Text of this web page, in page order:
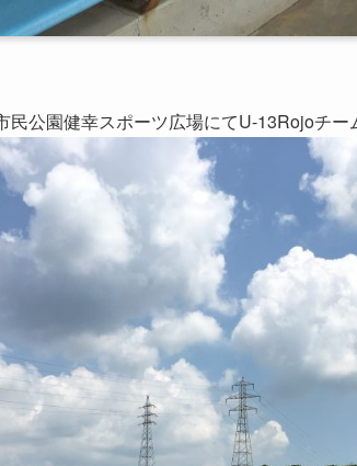
公園健幸スポーツ広場にてU-13Rojoチー